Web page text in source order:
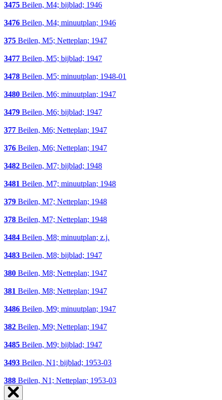
3475 Beilen, M4; bijblad; 1946
3476 Beilen, M4; minuutplan; 1946
375 Beilen, M5; Netteplan; 1947
3477 Beilen, M5; bijblad; 1947
3478 Beilen, M5; minuutplan; 1948-01
3480 Beilen, M6; minuutplan; 1947
3479 Beilen, M6; bijblad; 1947
377 Beilen, M6; Netteplan; 1947
376 Beilen, M6; Netteplan; 1947
3482 Beilen, M7; bijblad; 1948
3481 Beilen, M7; minuutplan; 1948
379 Beilen, M7; Netteplan; 1948
378 Beilen, M7; Netteplan; 1948
3484 Beilen, M8; minuutplan; z.j.
3483 Beilen, M8; bijblad; 1947
380 Beilen, M8; Netteplan; 1947
381 Beilen, M8; Netteplan; 1947
3486 Beilen, M9; minuutplan; 1947
382 Beilen, M9; Netteplan; 1947
3485 Beilen, M9; bijblad; 1947
3493 Beilen, N1; bijblad; 1953-03
388 Beilen, N1; Netteplan; 1953-03